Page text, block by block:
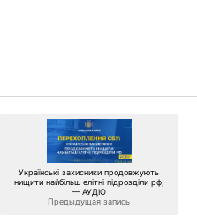
Українські захисники продовжують
нищити найбільш елітні підрозділи рф,
— АУДІО
Предыдущая запись